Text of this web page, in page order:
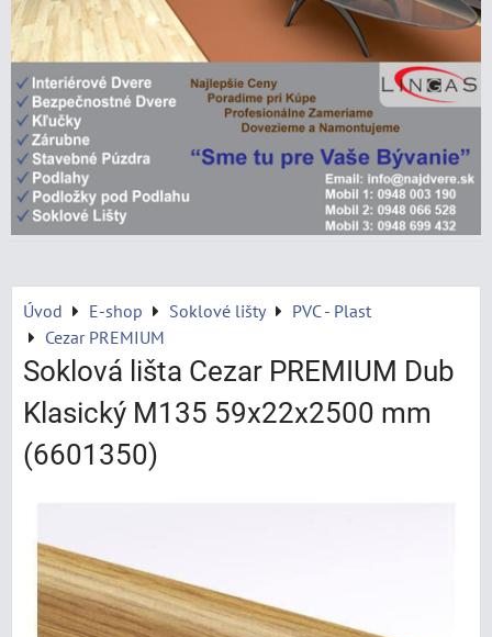
Úvod E-shop Soklové lišty
PVC - Plast
Cezar PREMIUM
Soklová lišta Cezar PREMIUM Dub
Klasický M135 59x22x2500 mm
(6601350)